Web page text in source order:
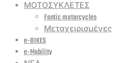
ΜΟΤΟΣΥΚΛΕΤΕΣ
Fantic motorcycles
Μεταχειρισμένες
e-BIKES
e-Mobility